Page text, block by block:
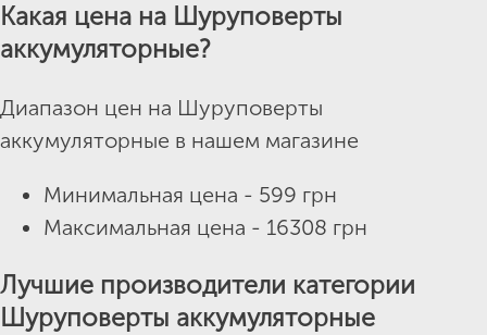
Какая цена на Шуруповерты
аккумуляторные?
Диапазон цен на Шуруповерты
аккумуляторные в нашем магазине
Минимальная цена - 599 грн
Максимальная цена - 16308 грн
Лучшие производители категории
Шуруповерты аккумуляторные